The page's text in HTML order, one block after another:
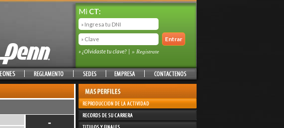
Mi CT:
» ¿Olvidaste tu clave? | » Registrate
-